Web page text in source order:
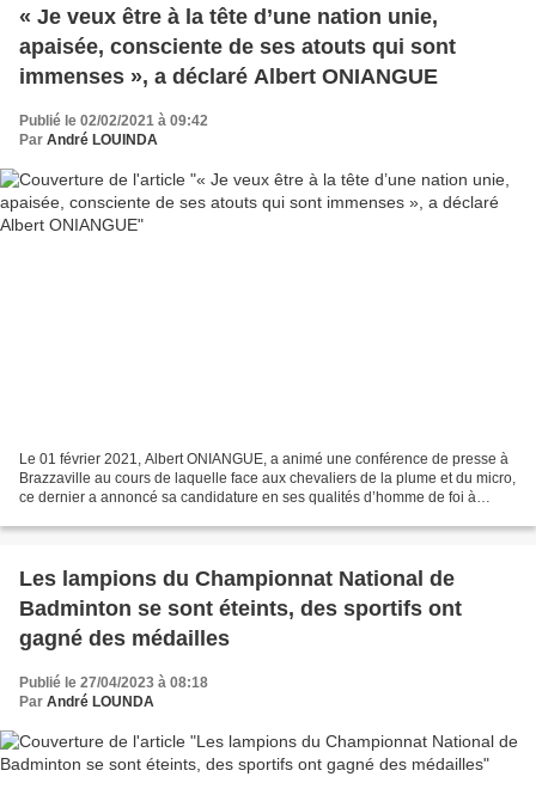
« Je veux être à la tête d’une nation unie,
apaisée, consciente de ses atouts qui sont
immenses », a déclaré Albert ONIANGUE
Publié le 02/02/2021 à 09:42
Par André LOUINDA
Le 01 février 2021, Albert ONIANGUE, a animé une conférence de presse à
Brazzaville au cours de laquelle face aux chevaliers de la plume et du micro,
ce dernier a annoncé sa candidature en ses qualités d’homme de foi à
Les lampions du Championnat National de
Badminton se sont éteints, des sportifs ont
gagné des médailles
Publié le 27/04/2023 à 08:18
Par André LOUNDA